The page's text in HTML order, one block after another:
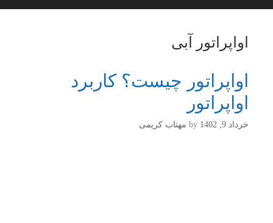
اواپراتور آبی
اواپراتور چیست؟ کاربرد
اواپراتور
خرداد 9, 1402 by مهتاب کریمی